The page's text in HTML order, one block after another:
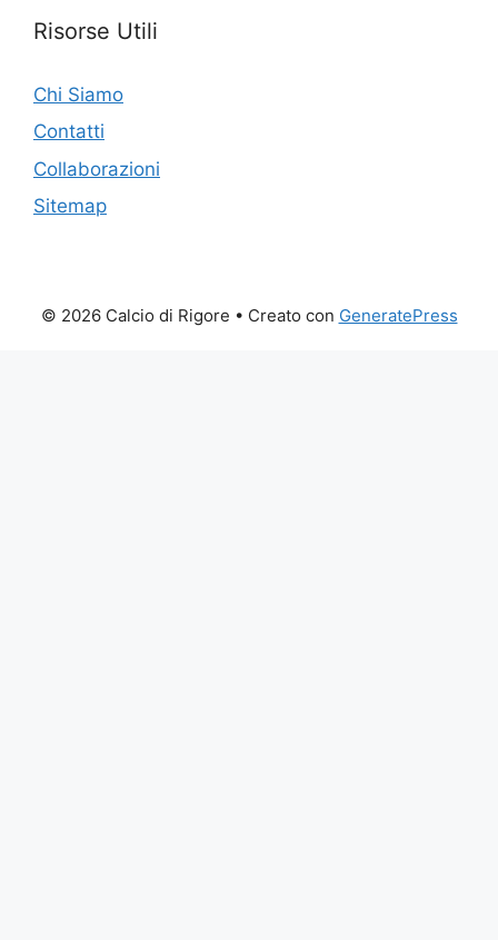
Risorse Utili
Chi Siamo
Contatti
Collaborazioni
Sitemap
© 2026 Calcio di Rigore • Creato con GeneratePress